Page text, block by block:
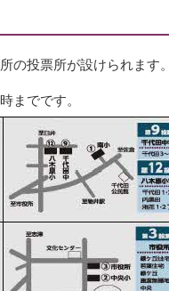
の投票所が設けられます
までです。